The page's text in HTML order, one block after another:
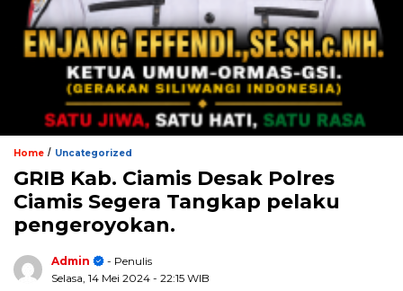
Home / Uncategorized
GRIB Kab. Ciamis Desak Polres
Ciamis Segera Tangkap pelaku
pengeroyokan.
Admin
- Penulis
Selasa, 14 Mei 2024 - 22:15 WIB